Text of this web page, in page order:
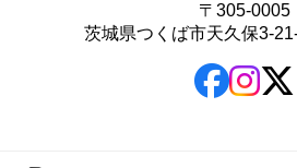
〒305-0005
茨城県つくば市天久保3-